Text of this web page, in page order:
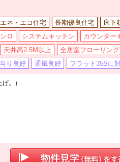
ネ・エコ住宅 長期優良住宅 床下
ロ システムキッチン カウンター
天井高2.5M以上 全居室フローリング
り良好 通風良好 フラット35Sに
。）